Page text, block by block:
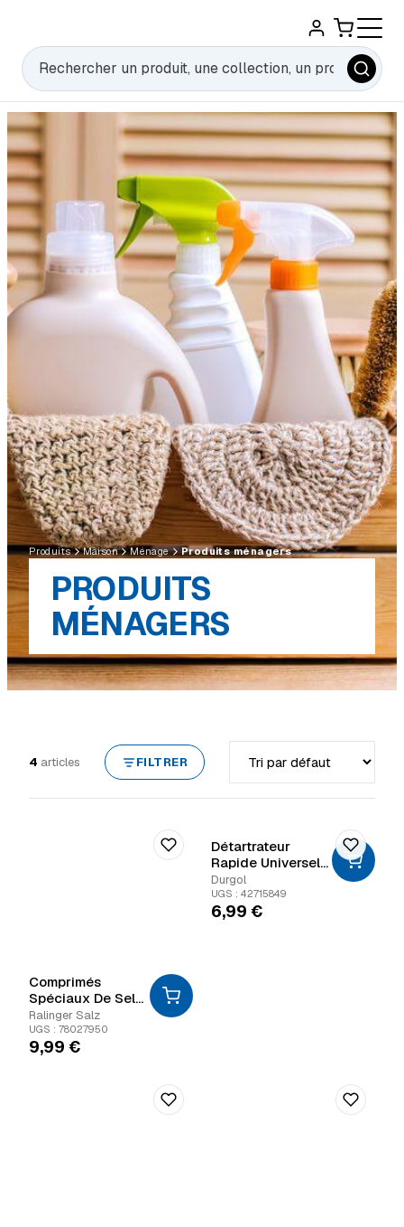
Rechercher
Produits Maison Ménage Produits ménagers
PRODUITS
MÉNAGERS
4 articles FILTRER
Comprimés
Spéciaux De Sel
Régénérant Pour
Adoucisseur
D'eau 25 Kg
Ralinger Salz
UGS : 78027950
9,99 €
Détartrateur
Rapide Universel
Durgol
Durgol
UGS : 42715849
6,99 €